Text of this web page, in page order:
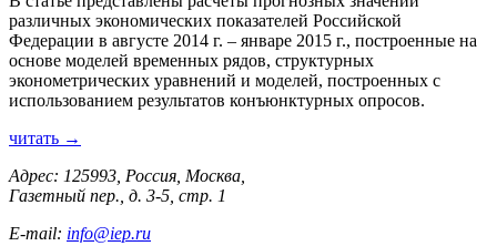
различных экономических показателей Российской
Федерации в августе 2014 г. – январе 2015 г., построенные на
основе моделей временных рядов, структурных
эконометрических уравнений и моделей, построенных с
использованием результатов конъюнктурных опросов.
читать →
Адрес: 125993, Россия, Москва,
Газетный пер., д. 3-5, стр. 1
E-mail: info@iep.ru